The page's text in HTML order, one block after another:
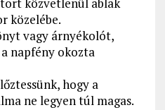
közelébe.
vagy árnyékolót,
napfény okozta
hogy a
ne legyen túl magas.